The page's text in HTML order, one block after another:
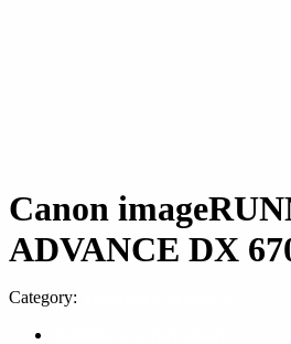
Canon
ADVANCE DX
Category: